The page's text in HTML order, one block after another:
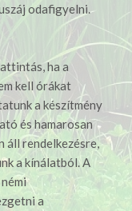
odafigyelni.
ha a
kell órákat
a készítmény
és hamarosan
áll rendelkezésre,
a kínálatból. A
a